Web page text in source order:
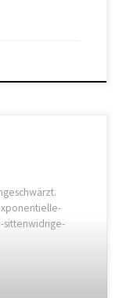
sittenwidrige-